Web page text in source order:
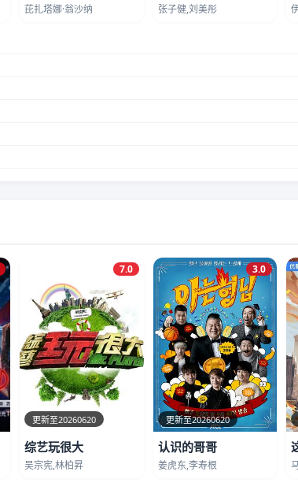
芘扎塔娜·翁沙纳 张子健,刘美彤
更新至20260620
7.0
综艺玩很大
吴宗宪,林柏昇
更新至20260620
3.0
认识的哥哥
姜虎东,李寿根